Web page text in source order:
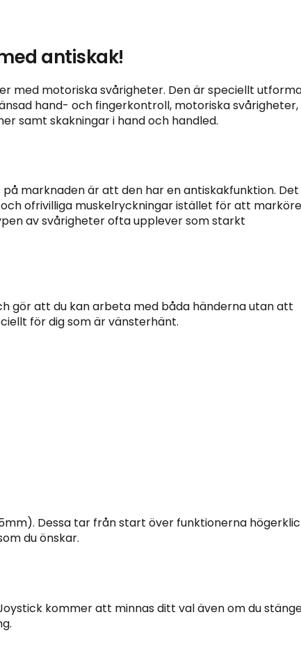
antiskak!
med motoriska svårigheter. Den är speciellt
hand- och fingerkontroll, motoriska svårigheter,
samt skakningar i hand och handled.
marknaden är att den har en antiskakfunktion. Det
ofrivilliga muskelryckningar istället för att
av svårigheter ofta upplever som starkt
gör att du kan arbeta med båda händerna utan att
för dig som är vänsterhänt.
Dessa tar från start över funktionerna
du önskar.
kommer att minnas ditt val även om du